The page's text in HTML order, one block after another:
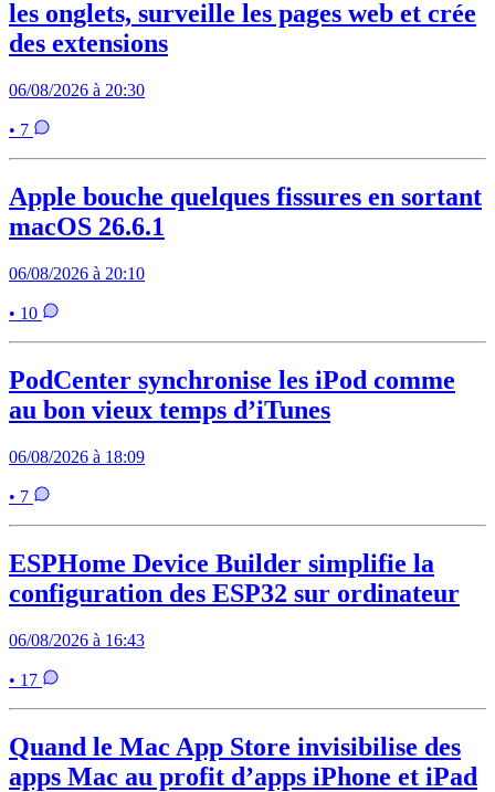
les onglets, surveille les pages web et crée
des extensions
06/08/2026 à 20:30
• 7
Apple bouche quelques fissures en sortant
macOS 26.6.1
06/08/2026 à 20:10
• 10
PodCenter synchronise les iPod comme
au bon vieux temps d’iTunes
06/08/2026 à 18:09
• 7
ESPHome Device Builder simplifie la
configuration des ESP32 sur ordinateur
06/08/2026 à 16:43
• 17
Quand le Mac App Store invisibilise des
apps Mac au profit d’apps iPhone et iPad